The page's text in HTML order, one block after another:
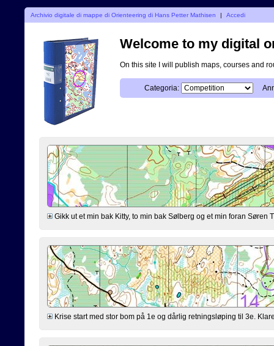
Archivio digitale di mappe di Orienteering di Hans Petter Mathisen | Accedi
Welcome to my digital
On this site I will publish maps, courses and
Categoria:
Gikk ut et min bak Kitty, to min bak Sølberg og et min foran
Krise start med stor bom på 1e og dårlig retningsløping til 3e.